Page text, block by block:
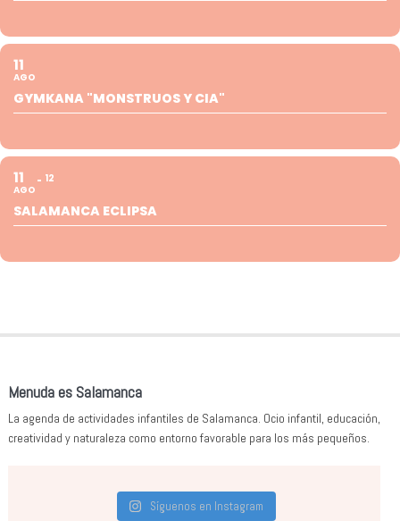
11
AGO
GYMKANA "MONSTRUOS Y CIA"
11
AGO
12
SALAMANCA ECLIPSA
Menuda es Salamanca
La agenda de actividades infantiles de Salamanca. Ocio infantil, educación,
creatividad y naturaleza como entorno favorable para los más pequeños.
Síguenos en Instagram